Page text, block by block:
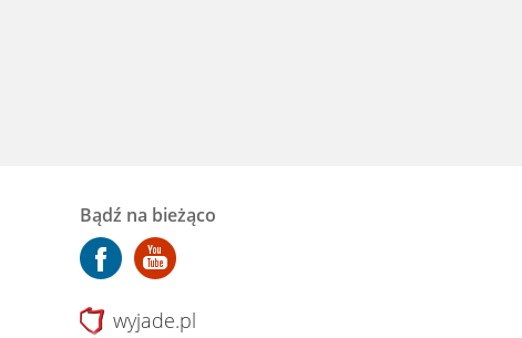
Bądź na bieżąco
wyjade.pl